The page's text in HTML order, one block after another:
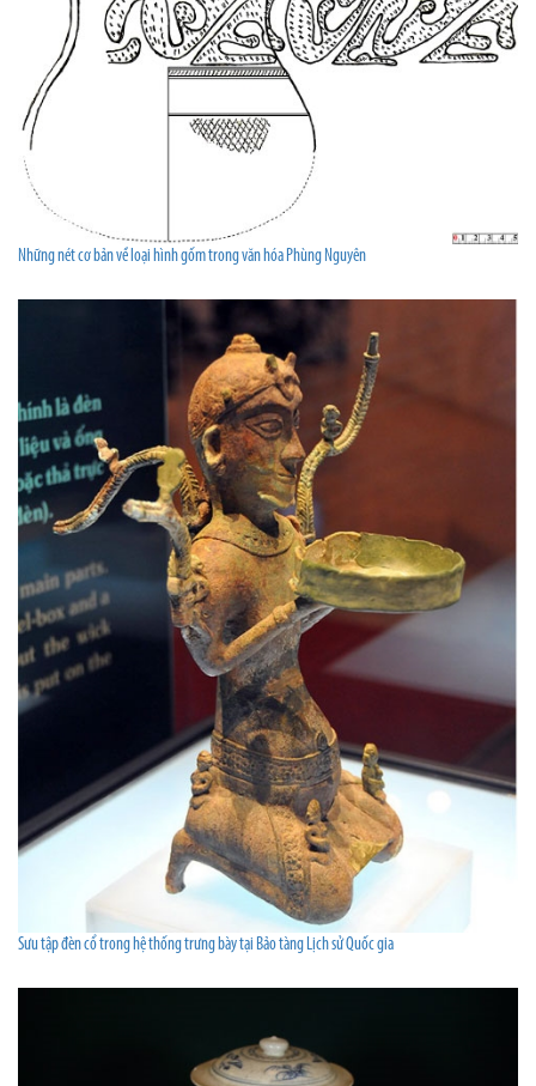
Những nét cơ bản về loại hình gốm trong văn hóa Phùng Nguyên
Sưu tập đèn cổ trong hệ thống trưng bày tại Bảo tàng Lịch sử Quốc gia